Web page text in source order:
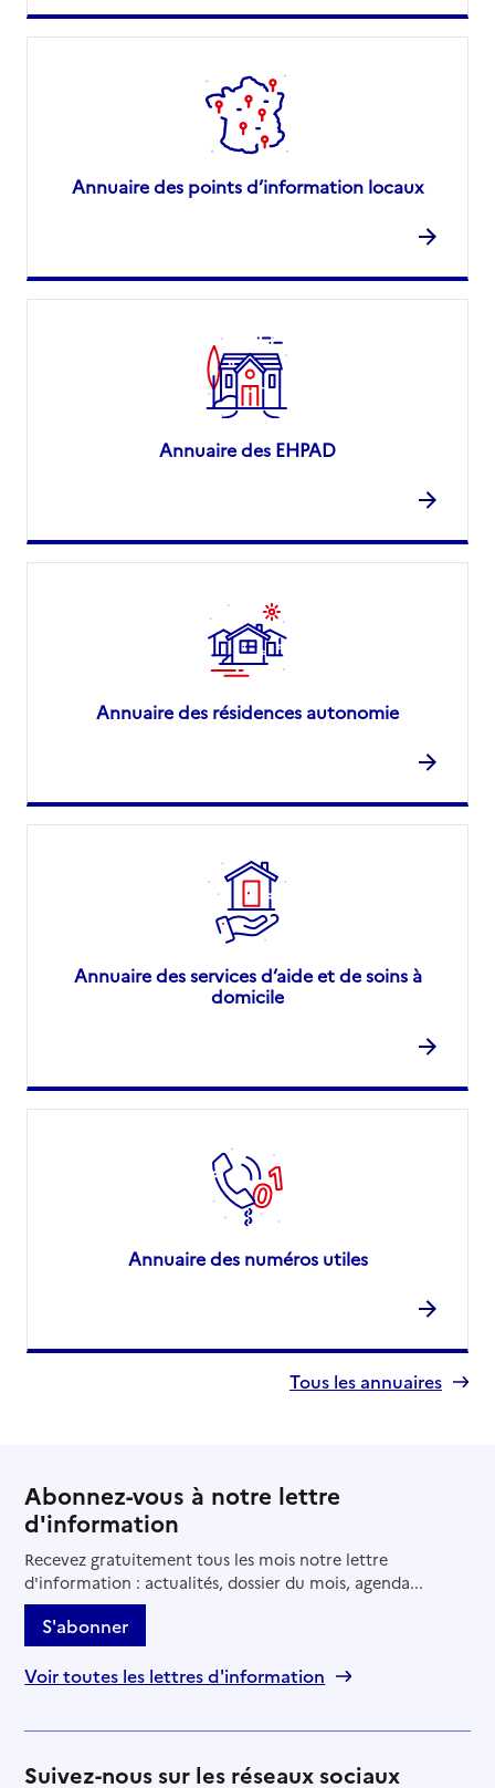
Annuaire des points d’information locaux
Annuaire des EHPAD
Annuaire des résidences autonomie
Annuaire des services d’aide et de soins à
domicile
Annuaire des numéros utiles
Tous les annuaires
Abonnez-vous à notre lettre
d'information
Recevez gratuitement tous les mois notre lettre
d'information : actualités, dossier du mois, agenda...
S'abonner
Voir toutes les lettres d'information
Suivez-nous sur les réseaux sociaux